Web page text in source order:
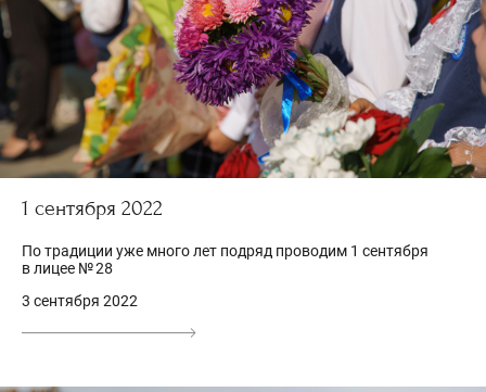
1 сентября 2022
По традиции уже много лет подряд проводим 1 сентября
в лицее № 28
3 сентября 2022